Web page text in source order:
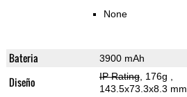
None
Bateria 3900 mAh
Diseño IP Rating, 176g
143.5x73.3x8.3 mm